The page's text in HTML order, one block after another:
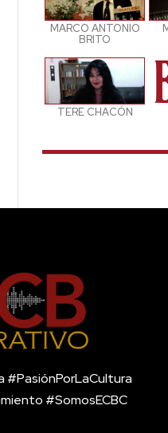
MARCO ANTONIO
BRITO
TERE CHACÓN
#PasiónPorLaCultura
#SomosECBC